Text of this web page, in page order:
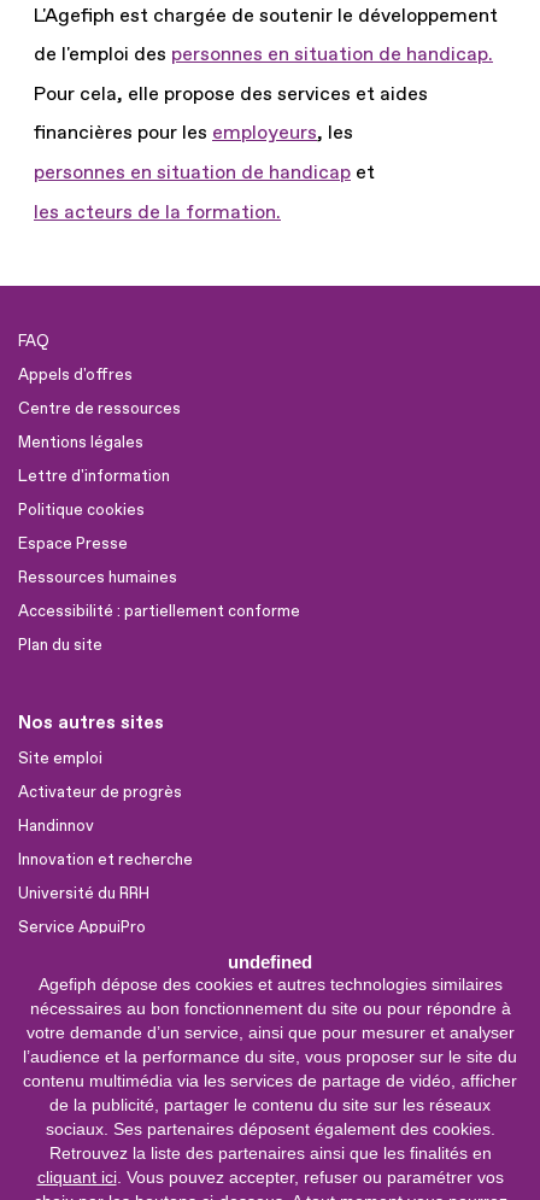
undefined
Agefiph dépose des cookies et autres technologies similaires
nécessaires au bon fonctionnement du site ou pour répondre à
votre demande d’un service, ainsi que pour mesurer et analyser
l’audience et la performance du site, vous proposer sur le site du
contenu multimédia via les services de partage de vidéo, afficher
de la publicité, partager le contenu du site sur les réseaux
sociaux. Ses partenaires déposent également des cookies.
Retrouvez la liste des partenaires ainsi que les finalités en
cliquant ici. Vous pouvez accepter, refuser ou paramétrer vos
L'Agefiph est chargée de soutenir le développement
de l'emploi des personnes en situation de handicap.
Pour cela, elle propose des services et aides
financières pour les employeurs, les
personnes en situation de handicap et
les acteurs de la formation.
FAQ
Appels d'offres
Centre de ressources
Mentions légales
Lettre d'information
Politique cookies
Espace Presse
Ressources humaines
Accessibilité : partiellement conforme
Plan du site
Nos autres sites
Site emploi
Activateur de progrès
Handinnov
Innovation et recherche
Université du RRH
Service AppuiPro
Nous suivre
Youtube
Linkedin
Facebook